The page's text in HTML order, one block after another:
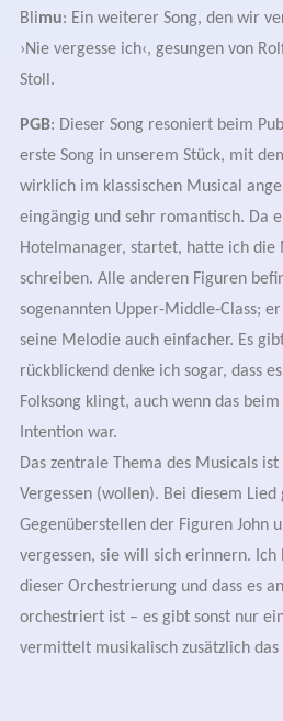
Blimu: Ein weiterer Song, den wir
›Nie vergesse ich‹, gesungen von
Stoll.
PGB: Dieser Song resoniert beim
erste Song in unserem Stück, mit
wirklich im klassischen Musical
eingängig und sehr romantisch. Da
Hotelmanager, startet, hatte ich die
schreiben. Alle anderen Figuren
sogenannten Upper-Middle-Class;
seine Melodie auch einfacher. Es
rückblickend denke ich sogar, dass
Folksong klingt, auch wenn das
Intention war.
Das zentrale Thema des Musicals
Vergessen (wollen). Bei diesem Lied
Gegenüberstellen der Figuren John
vergessen, sie will sich erinnern.
dieser Orchestrierung und dass es
orchestriert ist – es gibt sonst nur
vermittelt musikalisch zusätzlich das